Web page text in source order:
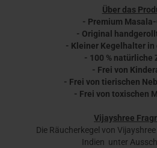
Über das
- Premium
- Original
- Kleiner Kegelhalter in
- 100 % natürliche
- Frei von
- Frei von tierischen
- Frei von toxischen
Vijayshree
Die Räucherkegel von
Indien unter